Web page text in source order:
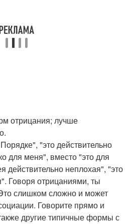
отрицания; лучше
"это действительно
для меня", вместо "это для
действительно неплохая", "это
Говоря отрицаниями, ты
слишком сложно и может
Говорите прямо и
другие типичные формы с